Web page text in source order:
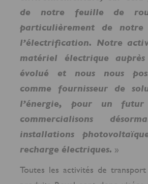
de notre feuille de
particulièrement de notre
l’électrification. Notre
matériel électrique
évolué et nous nous
comme fournisseur de
l’énergie, pour un
commercialisons
installations
recharge électriques. »
Toutes les activités de